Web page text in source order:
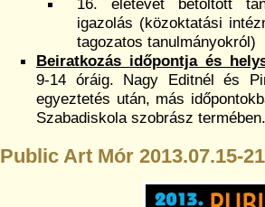
16. életévét betöltött
igazolás (közoktatási
tagozatos tanulmányokról)
Beiratkozás időpontja és
9-14 óráig. Nagy Editnél és
egyeztetés után, más
Szabadiskola szobrász termében.
Public Art Mór 2013.07.15-